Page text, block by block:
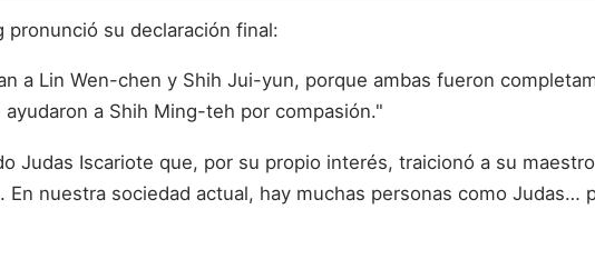
pronunció su declaración final:
a Lin Wen-chen y Shih Jui-yun, porque ambas fueron
a Shih Ming-teh por compasión."
Judas Iscariote que, por su propio interés, traicionó a su
nuestra sociedad actual, hay muchas personas como Judas…